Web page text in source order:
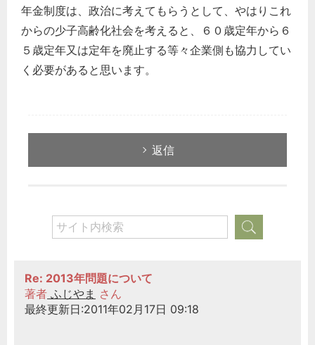
年金制度は、政治に考えてもらうとして、やはりこれ
からの少子高齢化社会を考えると、６０歳定年から６
５歳定年又は定年を廃止する等々企業側も協力してい
く必要があると思います。
返信
Re: 2013年問題について
著者 ふじやま さん
最終更新日:2011年02月17日 09:18